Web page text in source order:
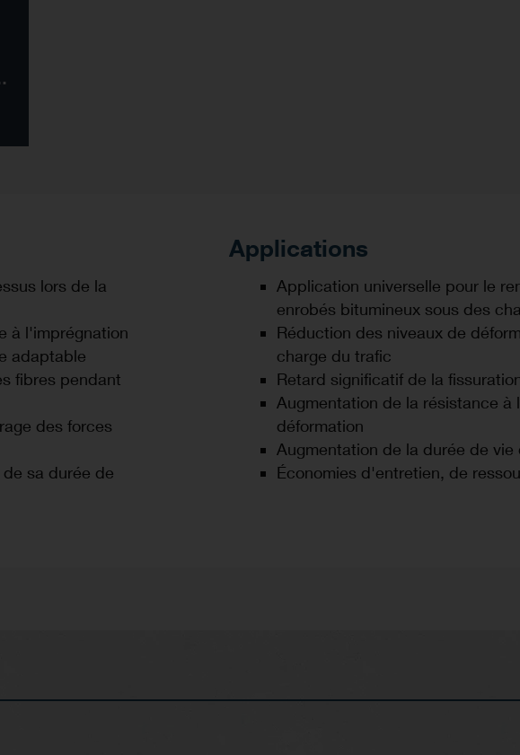
lors de la
à l'imprégnation
adaptable
fibres pendant
des forces
sa durée de
Applications
Application universelle pour le
enrobés bitumineux sous des
Réduction des niveaux de
charge du trafic
Retard significatif de la
Augmentation de la résistance à
déformation
Augmentation de la durée de vie
Économies d'entretien, de